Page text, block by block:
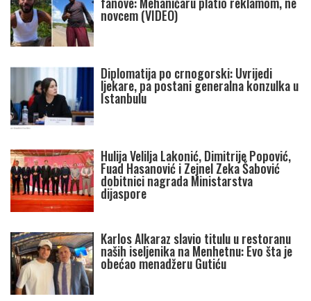
novcem (VIDEO)
Diplomatija po crnogorski: Uvrijedi
ljekare, pa postani generalna konzulka u
Istanbulu
Hulija Velilja Lakonić, Dimitrije Popović,
Fuad Hasanović i Zejnel Zeka Šabović
dobitnici nagrada Ministarstva
dijaspore
Karlos Alkaraz slavio titulu u restoranu
naših iseljenika na Menhetnu: Evo šta je
obećao menadžeru Gutiću